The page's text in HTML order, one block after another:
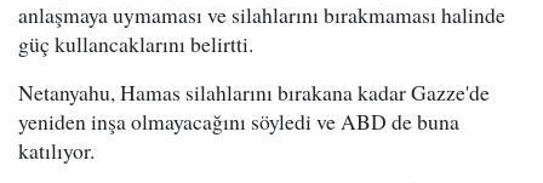
anlaşmaya uymaması ve silahlarını bırakmaması halinde
güç kullancaklarını belirtti.
Netanyahu, Hamas silahlarını bırakana kadar Gazze'de
yeniden inşa olmayacağını söyledi ve ABD de buna
katılıyor.